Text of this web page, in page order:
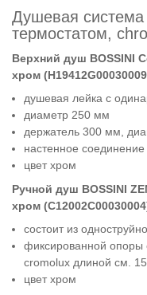
Душевая
термостатом,
Верхний душ BOSSINI
хром
душевая лейка с
диаметр 250 мм
держатель 300 мм,
настенное
цвет хром
Ручной душ BOSSINI
хром
состоит из
фиксированной опоры
cromolux длиной см.
цвет хром